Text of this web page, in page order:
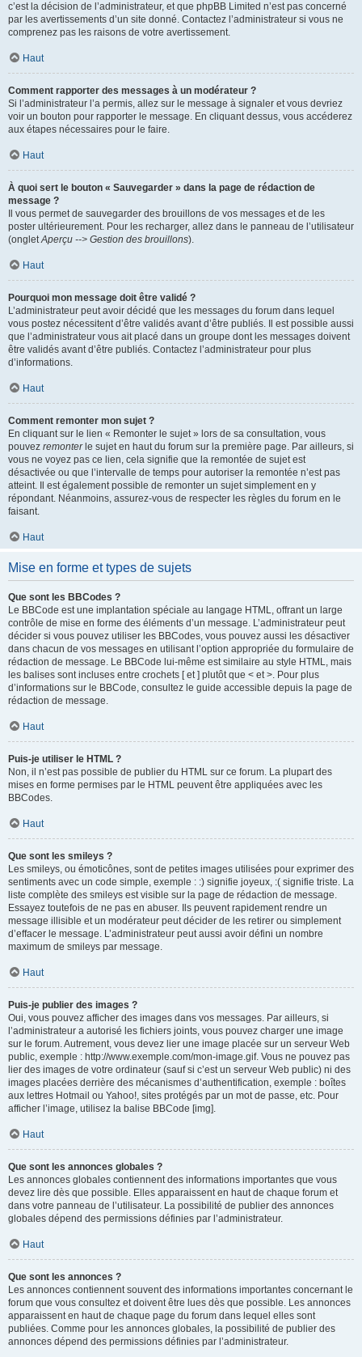
c’est la décision de l’administrateur, et que phpBB Limited n’est pas concerné
par les avertissements d’un site donné. Contactez l’administrateur si vous ne
comprenez pas les raisons de votre avertissement.
Haut
Comment rapporter des messages à un modérateur ?
Si l’administrateur l’a permis, allez sur le message à signaler et vous devriez
voir un bouton pour rapporter le message. En cliquant dessus, vous accéderez
aux étapes nécessaires pour le faire.
Haut
À quoi sert le bouton « Sauvegarder » dans la page de rédaction de
message ?
Il vous permet de sauvegarder des brouillons de vos messages et de les
poster ultérieurement. Pour les recharger, allez dans le panneau de l’utilisateur
(ongletAperçu --> Gestion des brouillons).
Haut
Pourquoi mon message doit être validé ?
L’administrateur peut avoir décidé que les messages du forum dans lequel
vous postez nécessitent d’être validés avant d’être publiés. Il est possible aussi
que l’administrateur vous ait placé dans un groupe dont les messages doivent
être validés avant d’être publiés. Contactez l’administrateur pour plus
d’informations.
Haut
Comment remonter mon sujet ?
En cliquant sur le lien « Remonter le sujet » lors de sa consultation, vous
pouvez remonterle sujet en haut du forum sur la première page. Par ailleurs, si
vous ne voyez pas ce lien, cela signifie que la remontée de sujet est
désactivée ou que l’intervalle de temps pour autoriser la remontée n’est pas
atteint. Il est également possible de remonter un sujet simplement en y
répondant. Néanmoins, assurez-vous de respecter les règles du forum en le
faisant.
Haut
Mise en forme et types de sujets
Que sont les BBCodes ?
Le BBCode est une implantation spéciale au langage HTML, offrant un large
contrôle de mise en forme des éléments d’un message. L’administrateur peut
décider si vous pouvez utiliser les BBCodes, vous pouvez aussi les désactiver
dans chacun de vos messages en utilisant l’option appropriée du formulaire de
rédaction de message. Le BBCode lui-même est similaire au style HTML, mais
les balises sont incluses entre crochets [ et ] plutôt que < et >. Pour plus
d’informations sur le BBCode, consultez le guide accessible depuis la page de
rédaction de message.
Haut
Puis-je utiliser le HTML ?
Non, il n’est pas possible de publier du HTML sur ce forum. La plupart des
mises en forme permises par le HTML peuvent être appliquées avec les
BBCodes.
Haut
Que sont les smileys ?
Les smileys, ou émoticônes, sont de petites images utilisées pour exprimer des
sentiments avec un code simple, exemple : :) signifie joyeux, :( signifie triste. La
liste complète des smileys est visible sur la page de rédaction de message.
Essayez toutefois de ne pas en abuser. Ils peuvent rapidement rendre un
message illisible et un modérateur peut décider de les retirer ou simplement
d’effacer le message. L’administrateur peut aussi avoir défini un nombre
maximum de smileys par message.
Haut
Puis-je publier des images ?
Oui, vous pouvez afficher des images dans vos messages. Par ailleurs, si
l’administrateur a autorisé les fichiers joints, vous pouvez charger une image
sur le forum. Autrement, vous devez lier une image placée sur un serveur Web
public, exemple : http://www.exemple.com/mon-image.gif. Vous ne pouvez pas
lier des images de votre ordinateur (sauf si c’est un serveur Web public) ni des
images placées derrière des mécanismes d’authentification, exemple : boîtes
aux lettres Hotmail ou Yahoo!, sites protégés par un mot de passe, etc. Pour
afficher l’image, utilisez la balise BBCode [img].
Haut
Que sont les annonces globales ?
Les annonces globales contiennent des informations importantes que vous
devez lire dès que possible. Elles apparaissent en haut de chaque forum et
dans votre panneau de l’utilisateur. La possibilité de publier des annonces
globales dépend des permissions définies par l’administrateur.
Haut
Que sont les annonces ?
Les annonces contiennent souvent des informations importantes concernant le
forum que vous consultez et doivent être lues dès que possible. Les annonces
apparaissent en haut de chaque page du forum dans lequel elles sont
publiées. Comme pour les annonces globales, la possibilité de publier des
annonces dépend des permissions définies par l’administrateur.